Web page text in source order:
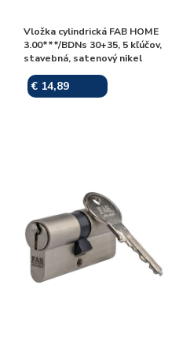
Vložka cylindrická FAB HOME
3.00***/BDNs 30+35, 5 kľúčov,
stavebná, satenový nikel
€ 14,89